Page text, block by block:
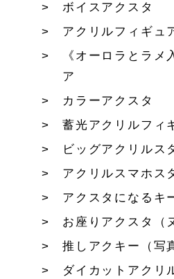
ボイスアクスタ
アクリルフィギュ
《オーロラとラメ
ア
カラーアクスタ
蓄光アクリルフィ
ビッグアクリルス
アクリルスマホス
アクスタになるキ
お座りアクスタ（
推しアクキー（写
ダイカットアクリ